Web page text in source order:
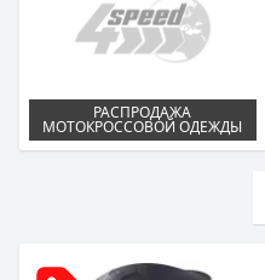
РАСПРОДАЖА
МОТОКРОССОВОЙ ОДЕЖДЫ